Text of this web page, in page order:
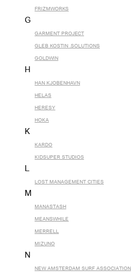
FRIZMWORKS
G
GARMENT PROJECT
GLEB KOSTIN .SOLUTIONS
GOLDWIN
H
HAN KJOBENHAVN
HELAS
HERESY
HOKA
K
KARDO
KIDSUPER STUDIOS
L
LOST MANAGEMENT CITIES
M
MANASTASH
MEANSWHILE
MERRELL
MIZUNO
N
NEW AMSTERDAM SURF ASSOCIATION